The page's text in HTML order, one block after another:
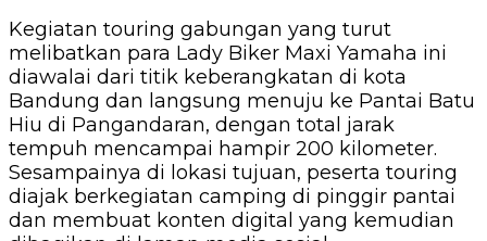
Kegiatan touring gabungan yang turut
melibatkan para Lady Biker Maxi Yamaha ini
diawalai dari titik keberangkatan di kota
Bandung dan langsung menuju ke Pantai Batu
Hiu di Pangandaran, dengan total jarak
tempuh mencampai hampir 200 kilometer.
Sesampainya di lokasi tujuan, peserta touring
diajak berkegiatan camping di pinggir pantai
dan membuat konten digital yang kemudian